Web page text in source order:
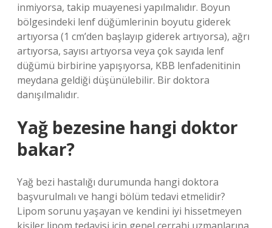
inmiyorsa, takip muayenesi yapılmalıdır. Boyun
bölgesindeki lenf düğümlerinin boyutu giderek
artıyorsa (1 cm’den başlayıp giderek artıyorsa), ağrı
artıyorsa, sayısı artıyorsa veya çok sayıda lenf
düğümü birbirine yapışıyorsa, KBB lenfadenitinin
meydana geldiği düşünülebilir. Bir doktora
danışılmalıdır.
Yağ bezesine hangi doktor
bakar?
Yağ bezi hastalığı durumunda hangi doktora
başvurulmalı ve hangi bölüm tedavi etmelidir?
Lipom sorunu yaşayan ve kendini iyi hissetmeyen